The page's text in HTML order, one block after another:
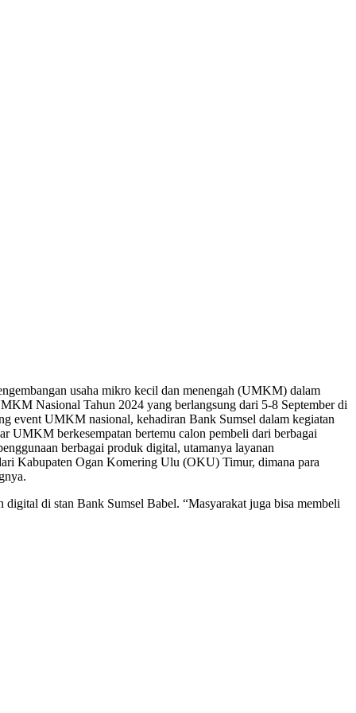
usaha mikro kecil dan menengah (UMKM) dalam
Nasional Tahun 2024 yang berlangsung dari 5-8 September di
event UMKM nasional, kehadiran Bank Sumsel dalam kegiatan
UMKM berkesempatan bertemu calon pembeli dari berbagai
berbagai produk digital, utamanya layanan
Kabupaten Ogan Komering Ulu (OKU) Timur, dimana para
di stan Bank Sumsel Babel. “Masyarakat juga bisa membeli